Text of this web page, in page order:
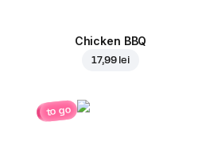
Chicken BBQ
17,99 lei
to go